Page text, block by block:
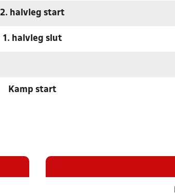
2. halvleg start
1. halvleg slut
Kamp start